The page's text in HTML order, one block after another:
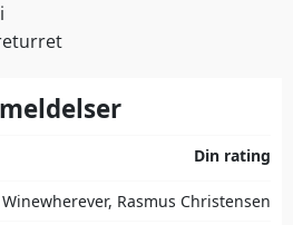
Din rating
Winewherever, Rasmus Christensen